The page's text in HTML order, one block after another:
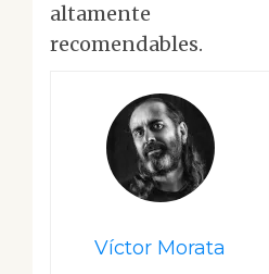
altamente
recomendables.
Víctor Morata